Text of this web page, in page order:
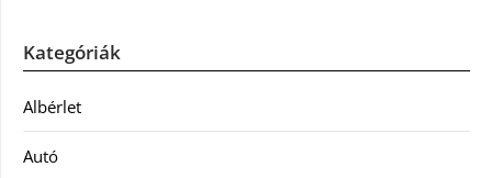
Kategóriák
Albérlet
Autó